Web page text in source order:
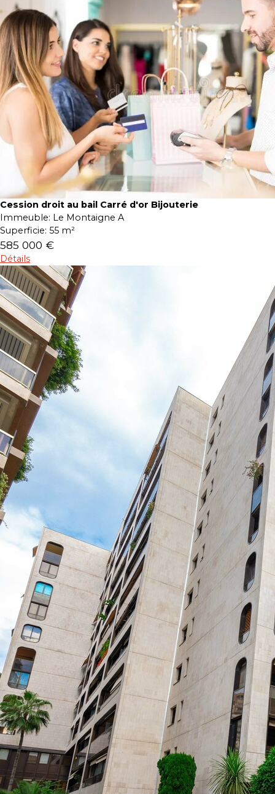
Cession droit au bail Carré d'or Bijouterie
Immeuble: Le Montaigne A
Superficie: 55 m²
585 000 €
Détails